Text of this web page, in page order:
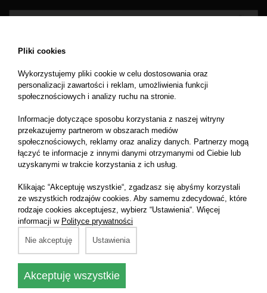
Pliki cookies
Wykorzystujemy pliki cookie w celu dostosowania oraz
personalizacji zawartości i reklam, umożliwienia funkcji
społecznościowych i analizy ruchu na stronie.
Informacje dotyczące sposobu korzystania z naszej witryny
przekazujemy partnerom w obszarach mediów
społecznościowych, reklamy oraz analizy danych. Partnerzy mogą
łączyć te informacje z innymi danymi otrzymanymi od Ciebie lub
uzyskanymi w trakcie korzystania z ich usług.
Klikając “Akceptuję wszystkie“, zgadzasz się abyśmy korzystali
ze wszystkich rodzajów cookies. Aby samemu zdecydować, które
rodzaje cookies akceptujesz, wybierz “Ustawienia“. Więcej
informacji w Polityce prywatności
Nie akceptuję Ustawienia
Akceptuję wszystkie